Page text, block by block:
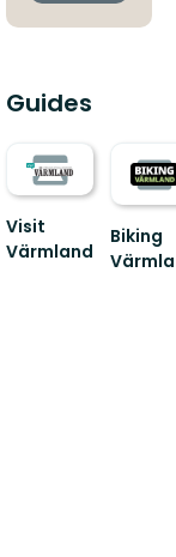
Guides
Visit
Värmland
Biking